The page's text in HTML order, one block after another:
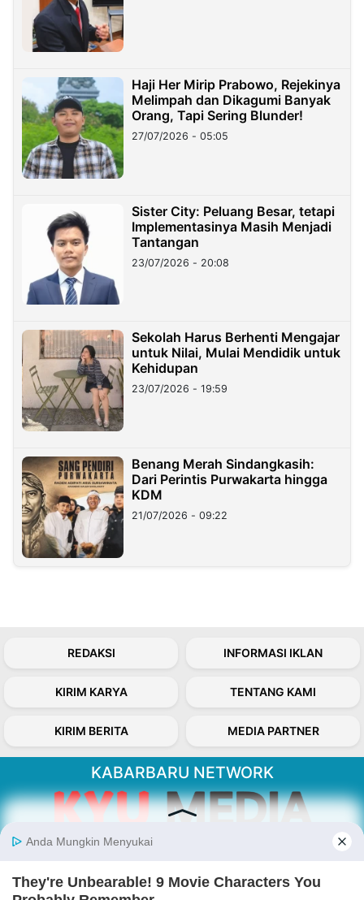
Haji Her Mirip Prabowo, Rejekinya
Melimpah dan Dikagumi Banyak
Orang, Tapi Sering Blunder!
27/07/2026 - 05:05
Sister City: Peluang Besar, tetapi
Implementasinya Masih Menjadi
Tantangan
23/07/2026 - 20:08
Sekolah Harus Berhenti Mengajar
untuk Nilai, Mulai Mendidik untuk
Kehidupan
23/07/2026 - 19:59
Benang Merah Sindangkasih:
Dari Perintis Purwakarta hingga
KDM
21/07/2026 - 09:22
REDAKSI INFORMASI IKLAN
KIRIM KARYA TENTANG KAMI
KIRIM BERITA MEDIA PARTNER
KABARBARU NETWORK
Kabarbaru.co menyajikan berita aktual dan